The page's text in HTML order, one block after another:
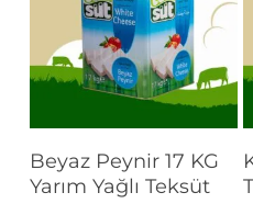
Devamını Oku
Beyaz Peynir 17 KG
Yarım Yağlı Teksüt